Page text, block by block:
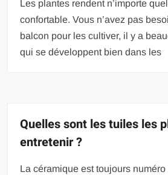
Les plantes rendent n’importe
confortable. Vous n’avez pas
balcon pour les cultiver, il y a
qui se développent bien dans les
Quelles sont les tuiles les
entretenir ?
La céramique est toujours